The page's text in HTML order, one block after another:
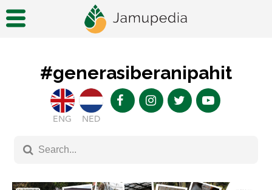
#generasiberanipahit
ENG NED